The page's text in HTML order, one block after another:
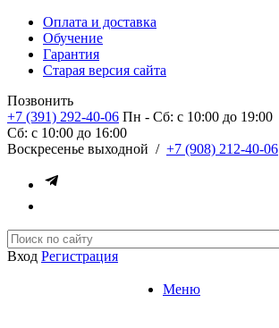
Оплата и доставка
Обучение
Гарантия
Старая версия сайта
Позвонить
+7 (391) 292-40-06 Пн - Сб: c 10:00 до 19:00
Сб: c 10:00 до 16:00
​Воскресенье выходной / +7 (908) 212-40-06
Вход Регистрация
Меню